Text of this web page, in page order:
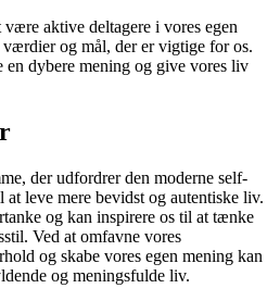
aktive deltagere i vores egen
og mål, der er vigtige for os.
en dybere mening og give vores liv
der udfordrer den moderne self-
leve mere bevidst og autentiske liv.
og kan inspirere os til at tænke
Ved at omfavne vores
og skabe vores egen mening kan
og meningsfulde liv.